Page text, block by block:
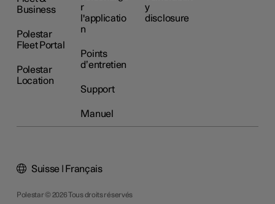
Business
Polestar
Fleet Portal
Polestar
Location
r
l'applicatio
n
Points
d’entretien
Support
Manuel
y
disclosure
Polestar © 2026 Tous droits réservés
Suisse | Français